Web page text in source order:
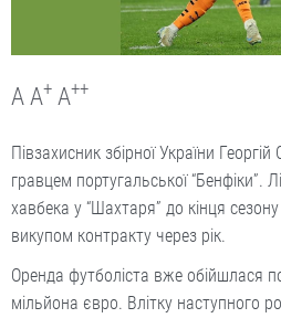
A A+ A++
Півзахисник збірної України
гравцем португальської “Бенфіки”.
хавбека у “Шахтаря” до кінця
викупом контракту через рік.
Оренда футболіста вже обійшлася
мільйона євро. Влітку наступного